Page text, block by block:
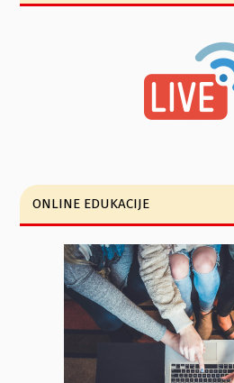
ONLINE EDUKACIJE